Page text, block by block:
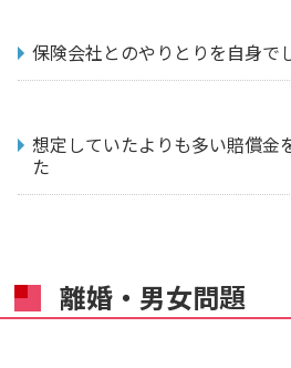
保険会社とのやりとりを自身で
想定していたよりも多い賠償金
た
離婚・男女問題